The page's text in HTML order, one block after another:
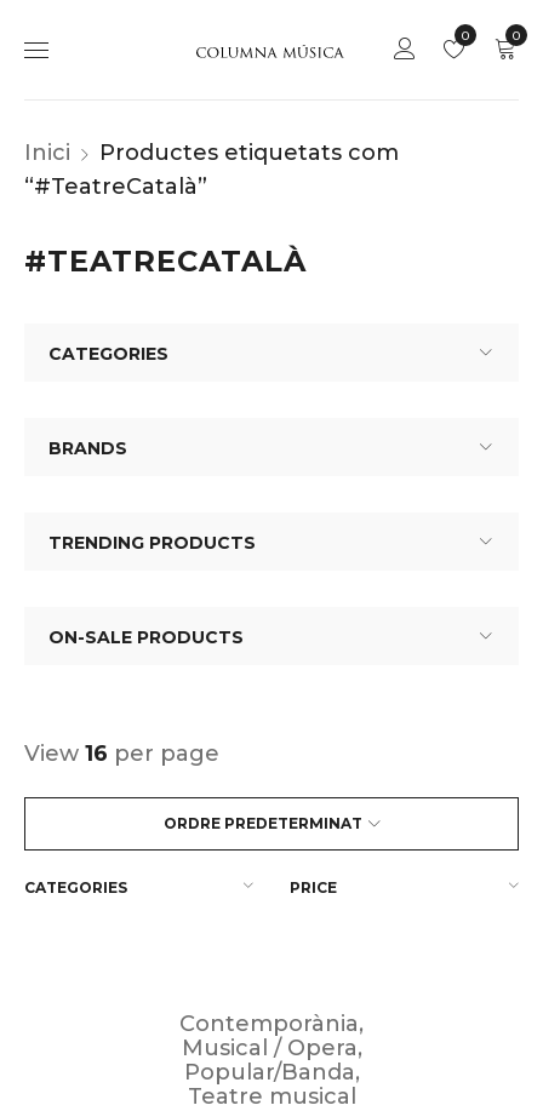
0
0
Inici
Productes etiquetats com
“#TeatreCatalà”
#TEATRECATALÀ
CATEGORIES
BRANDS
TRENDING PRODUCTS
ON-SALE PRODUCTS
ORDRE PREDETERMINAT
View 16 per page
CATEGORIES PRICE
Contemporània,
Musical / Opera,
Popular/Banda,
Teatre musical